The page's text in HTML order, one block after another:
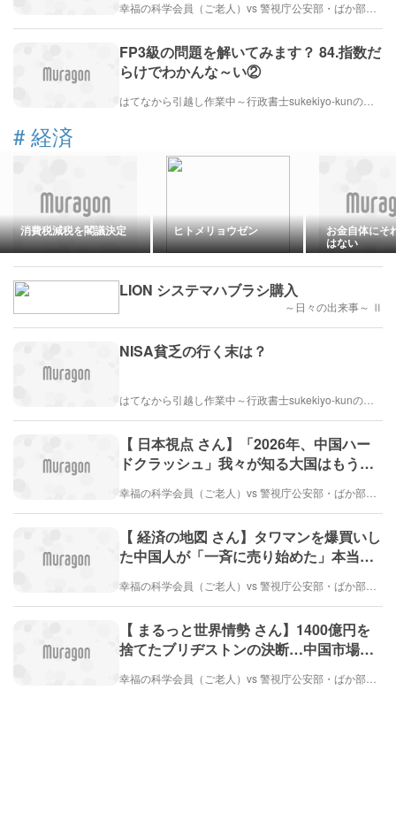
FP3級の問題を解いてみます？ 84.指数だ
らけでわかんな～い②
# 経済
消費税減税を閣議決定 ヒトメリョウゼン お金自体にそ
はない
LION システマハブラシ購入
～日々の出来事～ Ⅱ
NISA貧乏の行く末は？
【 日本視点 さん】「2026年、中国ハー
ドクラッシュ」我々が知る大国はもう存
【 経済の地図 さん】タワマンを爆買いし
た中国人が「一斉に売り始めた」本当の
【 まるっと世界情勢 さん】1400億円を
捨てたブリヂストンの決断…中国市場で
構造が生まれた理由
幸福の科学会員（ご老人）vs 警視庁公安部・ばか部長（とても弱い）